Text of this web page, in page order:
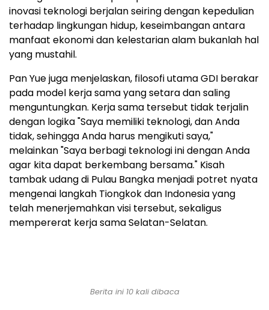
inovasi teknologi berjalan seiring dengan kepedulian
terhadap lingkungan hidup, keseimbangan antara
manfaat ekonomi dan kelestarian alam bukanlah hal
yang mustahil.
Pan Yue juga menjelaskan, filosofi utama GDI berakar
pada model kerja sama yang setara dan saling
menguntungkan. Kerja sama tersebut tidak terjalin
dengan logika "Saya memiliki teknologi, dan Anda
tidak, sehingga Anda harus mengikuti saya,"
melainkan "Saya berbagi teknologi ini dengan Anda
agar kita dapat berkembang bersama." Kisah
tambak udang di Pulau Bangka menjadi potret nyata
mengenai langkah Tiongkok dan Indonesia yang
telah menerjemahkan visi tersebut, sekaligus
mempererat kerja sama Selatan-Selatan.
Berita ini 10 kali dibaca